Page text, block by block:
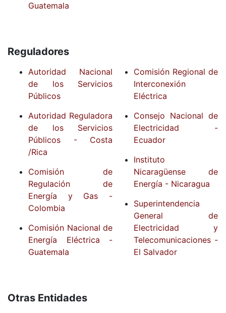
Guatemala
Reguladores
Autoridad Nacional
de los Servicios
Públicos
Autoridad Reguladora
de los Servicios
Públicos - Costa
/Rica
Comisión de
Regulación de
Energía y Gas -
Colombia
Comisión Nacional de
Energía Eléctrica -
Guatemala
Comisión Regional de
Interconexión
Eléctrica
Consejo Nacional de
Electricidad -
Ecuador
Instituto
Nicaragüense de
Energía - Nicaragua
Superintendencia
General de
Electricidad y
Telecomunicaciones -
El Salvador
Otras Entidades